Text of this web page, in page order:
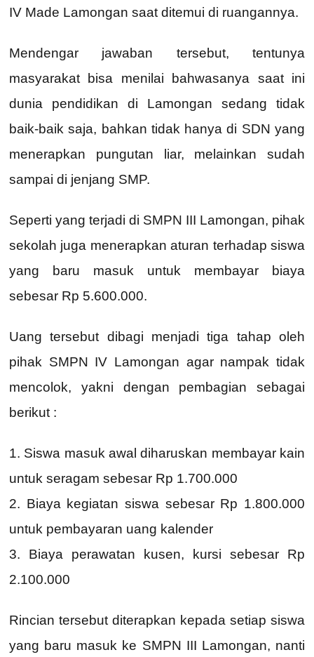
IV Made Lamongan saat ditemui di ruangannya.
Mendengar jawaban tersebut, tentunya
masyarakat bisa menilai bahwasanya saat ini
dunia pendidikan di Lamongan sedang tidak
baik-baik saja, bahkan tidak hanya di SDN yang
menerapkan pungutan liar, melainkan sudah
sampai di jenjang SMP.
Seperti yang terjadi di SMPN III Lamongan, pihak
sekolah juga menerapkan aturan terhadap siswa
yang baru masuk untuk membayar biaya
sebesar Rp 5.600.000.
Uang tersebut dibagi menjadi tiga tahap oleh
pihak SMPN IV Lamongan agar nampak tidak
mencolok, yakni dengan pembagian sebagai
berikut :
1. Siswa masuk awal diharuskan membayar kain
untuk seragam sebesar Rp 1.700.000
2. Biaya kegiatan siswa sebesar Rp 1.800.000
untuk pembayaran uang kalender
3. Biaya perawatan kusen, kursi sebesar Rp
2.100.000
Rincian tersebut diterapkan kepada setiap siswa
yang baru masuk ke SMPN III Lamongan, nanti